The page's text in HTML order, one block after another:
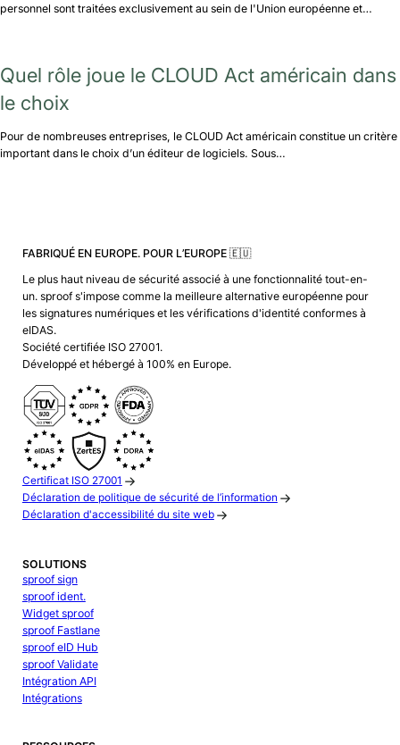
personnel sont traitées exclusivement au sein de l'Union européenne et…
Quel rôle joue le CLOUD Act américain dans
le choix
Pour de nombreuses entreprises, le CLOUD Act américain constitue un critère
important dans le choix d’un éditeur de logiciels. Sous…
FABRIQUÉ EN EUROPE. POUR L’EUROPE 🇪🇺
Le plus haut niveau de sécurité associé à une fonctionnalité tout-en-
un. sproof s'impose comme la meilleure alternative européenne pour
les signatures numériques et les vérifications d'identité conformes à
eIDAS.
Société certifiée ISO 27001.
Développé et hébergé à 100% en Europe.
Certificat ISO 27001
Déclaration de politique de sécurité de l’information
Déclaration d'accessibilité du site web
SOLUTIONS
sproof sign
sproof ident.
Widget sproof
sproof Fastlane
sproof eID Hub
sproof Validate
Intégration API
Intégrations